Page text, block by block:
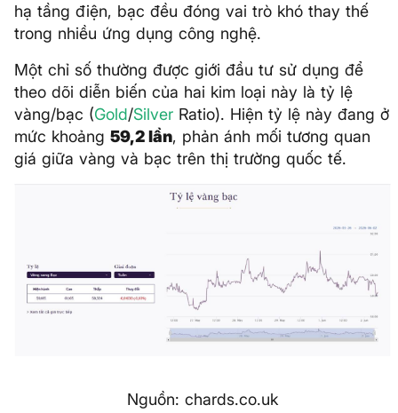
hạ tầng điện, bạc đều đóng vai trò khó thay thế
trong nhiều ứng dụng công nghệ.
Một chỉ số thường được giới đầu tư sử dụng để
theo dõi diễn biến của hai kim loại này là tỷ lệ
vàng/bạc (Gold/Silver Ratio). Hiện tỷ lệ này đang ở
mức khoảng 59,2 lần, phản ánh mối tương quan
giá giữa vàng và bạc trên thị trường quốc tế.
Nguồn: chards.co.uk